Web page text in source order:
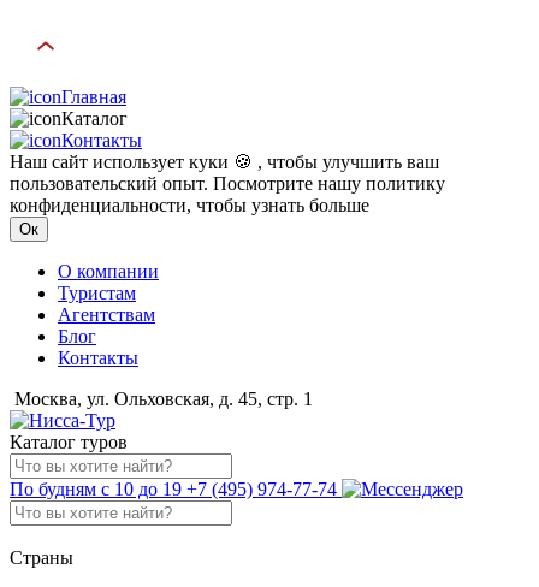
Главная
Каталог
Контакты
Наш сайт использует куки 🍪 , чтобы улучшить ваш
пользовательский опыт. Посмотрите нашу политику
конфиденциальности, чтобы узнать больше
Ок
О компании
Туристам
Агентствам
Блог
Контакты
Москва, ул. Ольховская, д. 45, стр. 1
Каталог туров
По будням с 10 до 19 +7 (495) 974-77-74
Страны